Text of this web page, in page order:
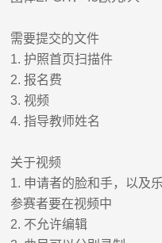
需要提交的文件
1.护照首页扫描件
2.报名费
3. 视频
4.指导教师姓名
关于视频
1. 申请者的脸和手，以及
参赛者要在视频中
2. 不允许编辑